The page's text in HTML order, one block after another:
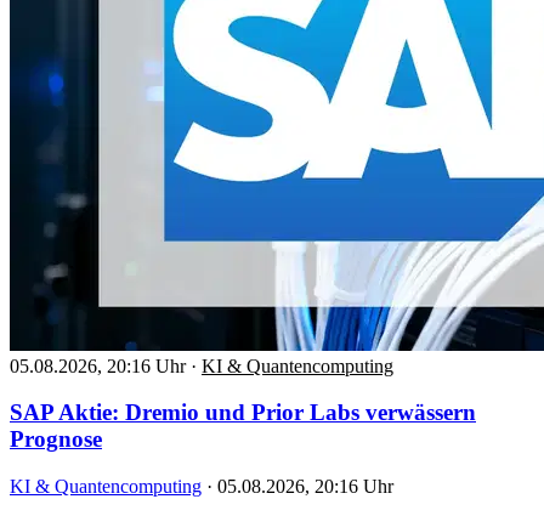
05.08.2026, 20:16 Uhr · KI & Quantencomputing
SAP Aktie: Dremio und Prior Labs verwässern
Prognose
KI & Quantencomputing · 05.08.2026, 20:16 Uhr